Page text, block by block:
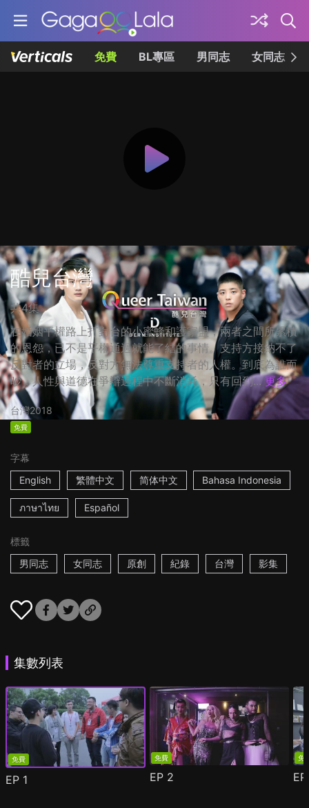
免費 BL專區 男同志 女同志
酷兒台灣
共4集
在婚姻平權路上打對台的小蜜蜂和護家盟，兩者之間所累積
的恩怨，已不是平權通過就能了結的事情。支持方接納不了
反對者的立場，反對方無法尊重支持者的人權。到底為誰而
吵，人性與道德在爭辯過程中不斷消耗，只有回到... 更多
台灣2018
免費
字幕
English
繁體中文 简体中文 Bahasa Indonesia
ภาษาไทย Español
標籤
男同志
女同志 原創 紀錄 台灣 影集
集數列表
免費
EP 1
免費
EP 2
免